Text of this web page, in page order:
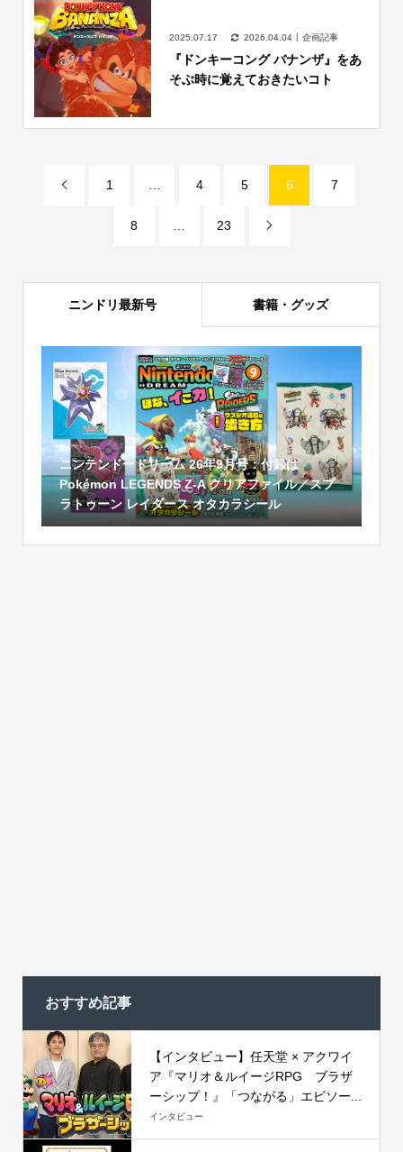
2025.07.17 2026.04.04 企画記事
『ドンキーコング バナンザ』をあ
そぶ時に覚えておきたいコト
 1 4 5 6 7
8 23 
ニンドリ最新号 書籍・グッズ
ニンテンドードリーム 26年9月号：付録は
Pokémon LEGENDS Z-A クリアファイル／スプ
ラトゥーン レイダース オタカラシール
おすすめ記事
【インタビュー】任天堂 × アクワイ
ア『マリオ＆ルイージRPG ブラザ
ーシップ！』「つながる」エピソー...
インタビュー